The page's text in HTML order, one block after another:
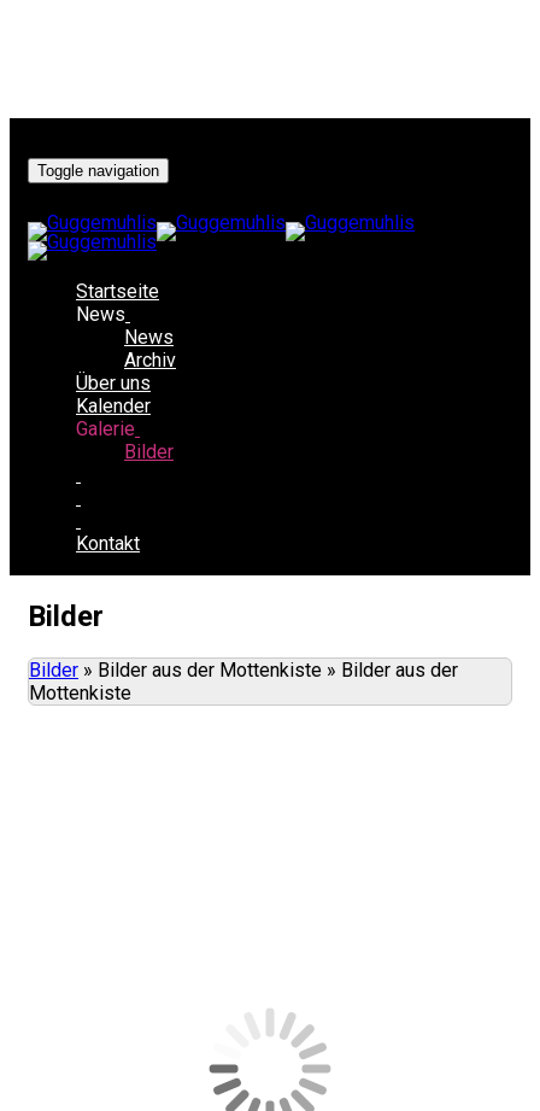
Toggle navigation
Startseite
News
News
Archiv
Über uns
Kalender
Galerie
Bilder
Kontakt
Bilder
Bilder » Bilder aus der Mottenkiste » Bilder aus der
Mottenkiste